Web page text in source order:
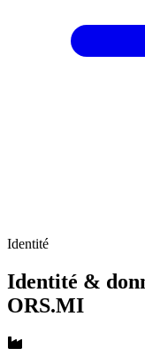
Identité
Identité &
ORS.MI